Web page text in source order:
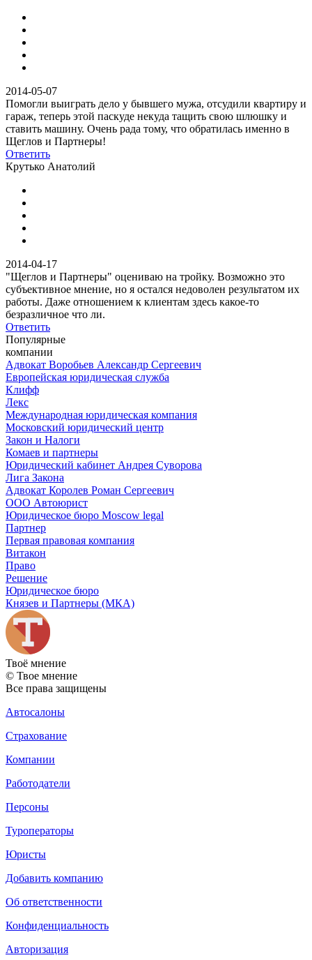
2014-05-07
Помогли выиграть дело у бывшего мужа, отсудили квартиру и
гараж, теперь этой паскуде некуда тащить свою шлюшку и
ставить машину. Очень рада тому, что обратилась именно в
Щеглов и Партнеры!
Ответить
Крутько Анатолий
2014-04-17
"Щеглов и Партнеры" оцениваю на тройку. Возможно это
субъективное мнение, но я остался недоволен результатом их
работы. Даже отношением к клиентам здесь какое-то
безразличное что ли.
Ответить
Популярные
компании
Адвокат Воробьев Александр Сергеевич
Европейская юридическая служба
Клифф
Лекс
Международная юридическая компания
Московский юридический центр
Закон и Налоги
Комаев и партнеры
Юридический кабинет Андрея Суворова
Лига Закона
Адвокат Королев Роман Сергеевич
ООО Автоюрист
Юридическое бюро Moscow legal
Партнер
Первая правовая компания
Витакон
Право
Решение
Юридическое бюро
Князев и Партнеры (МКА)
Твоё мнение
© Твое мнение
Все права защищены
Автосалоны
Страхование
Компании
Работодатели
Персоны
Туроператоры
Юристы
Добавить компанию
Об ответственности
Конфиденциальность
Авторизация